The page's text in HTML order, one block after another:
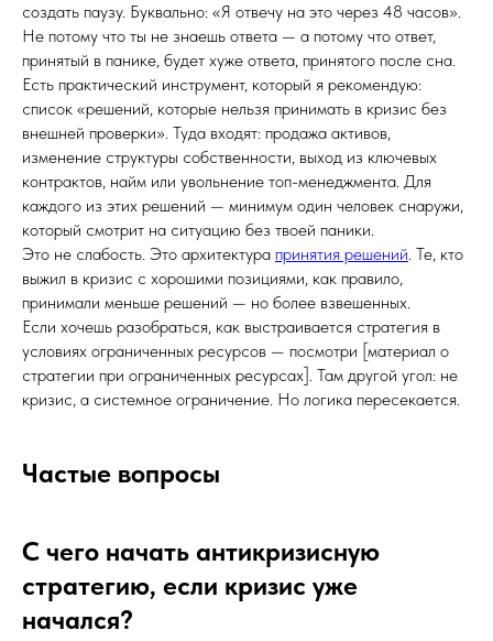
создать паузу. Буквально: «Я отвечу на это через 48 часов».
Не потому что ты не знаешь ответа — а потому что ответ,
принятый в панике, будет хуже ответа, принятого после сна.
Есть практический инструмент, который я рекомендую:
список «решений, которые нельзя принимать в кризис без
внешней проверки». Туда входят: продажа активов,
изменение структуры собственности, выход из ключевых
контрактов, найм или увольнение топ-менеджмента. Для
каждого из этих решений — минимум один человек снаружи,
который смотрит на ситуацию без твоей паники.
Это не слабость. Это архитектура принятия решений. Те, кто
выжил в кризис с хорошими позициями, как правило,
принимали меньше решений — но более взвешенных.
Если хочешь разобраться, как выстраивается стратегия в
условиях ограниченных ресурсов — посмотри [материал о
стратегии при ограниченных ресурсах]. Там другой угол: не
кризис, а системное ограничение. Но логика пересекается.
Частые вопросы
С чего начать антикризисную
стратегию, если кризис уже
начался?